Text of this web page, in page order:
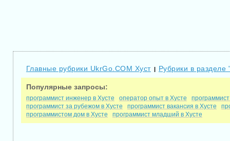
Главные рубрики UkrGo.COM Хуст | Рубрики в разделе
Популярные запросы:
программист инженер в Хусте оператор опыт в Хусте
программист за рубежом в Хусте
программист вакансия в Хусте
программистом дом в Хусте
программист младший в Хусте